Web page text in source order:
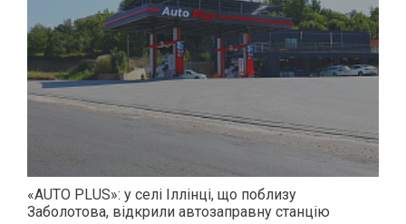
«AUTO PLUS»: у селі Іллінці, що поблизу
Заболотова, відкрили автозаправну станцію